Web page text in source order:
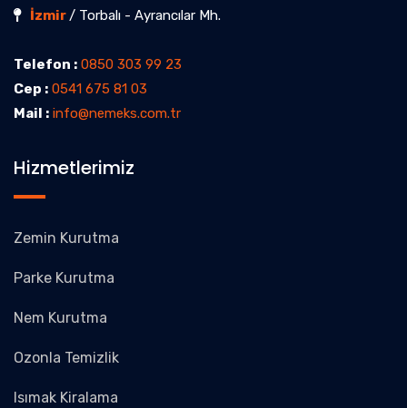
İzmir/ Torbalı - Ayrancılar Mh.
Telefon : 0850 303 99 23
Cep : 0541 675 81 03
Mail : info@nemeks.com.tr
Hizmetlerimiz
Zemin Kurutma
Parke Kurutma
Nem Kurutma
Ozonla Temizlik
Isımak Kiralama